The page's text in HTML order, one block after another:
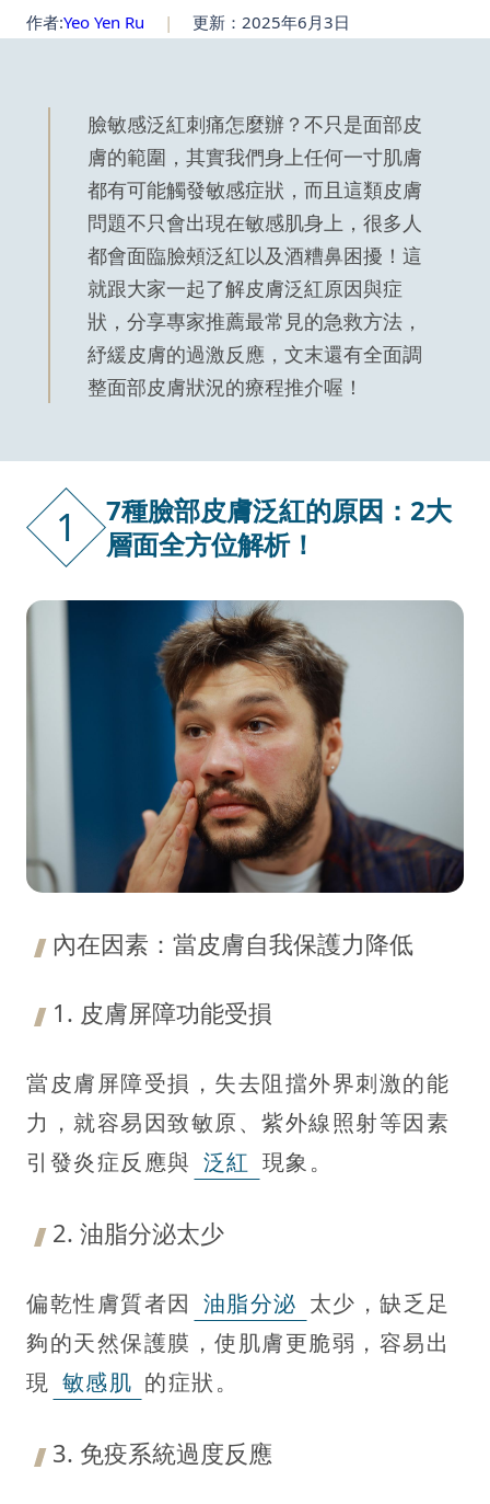
作者:Yeo Yen Ru | 更新：2025年6月3日
臉敏感泛紅刺痛怎麼辦？不只是面部皮
膚的範圍，其實我們身上任何一寸肌膚
都有可能觸發敏感症狀，而且這類皮膚
問題不只會出現在敏感肌身上，很多人
都會面臨臉頰泛紅以及酒糟鼻困擾！這
就跟大家一起了解皮膚泛紅原因與症
狀，分享專家推薦最常見的急救方法，
紓緩皮膚的過激反應，文末還有全面調
整面部皮膚狀況的療程推介喔！
1
7種臉部皮膚泛紅的原因：2大
層面全方位解析！
內在因素：當皮膚自我保護力降低
1. 皮膚屏障功能受損
當皮膚屏障受損，失去阻擋外界刺激的能
力，就容易因致敏原、紫外線照射等因素
引發炎症反應與 泛紅 現象。
2. 油脂分泌太少
偏乾性膚質者因 油脂分泌 太少，缺乏足
夠的天然保護膜，使肌膚更脆弱，容易出
現 敏感肌 的症狀。
3. 免疫系統過度反應